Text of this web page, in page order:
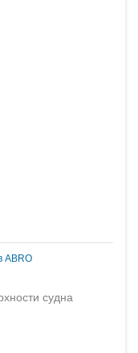
ABRO
судна